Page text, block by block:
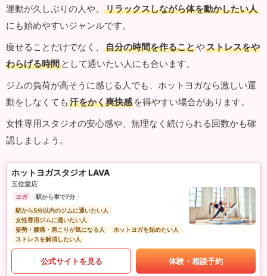
運動が久しぶりの人や、
リラックスしながら体を動かしたい人
にも始めやすいジャンルです。
痩せることだけでなく、
自分の時間を作ることやストレスをや
わらげる時間 として通いたい人にも合います。
ジムの負荷が高そうに感じる人でも、ホットヨガなら激しい運
動をしなくても 汗をかく爽快感 を得やすい場合があります。
女性専用スタジオの安心感や、無理なく続けられる回数かも確
認しましょう。
ホットヨガスタジオ LAVA
五位堂店
ヨガ
駅から車で7分
駅から5分以内のジムに通いたい人
女性専用ジムに通いたい人
姿勢・腰痛・肩こりが気になる人
ホットヨガを始めたい人
ストレスを解消したい人
公式サイトを見る 体験・相談予約